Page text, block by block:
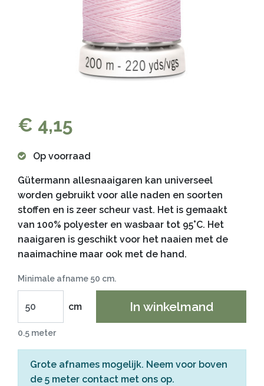
€ 4,15
Op voorraad
Gütermann allesnaaigaren kan universeel
worden gebruikt voor alle naden en soorten
stoffen en is zeer scheur vast. Het is gemaakt
van 100% polyester en wasbaar tot 95°C. Het
naaigaren is geschikt voor het naaien met de
naaimachine maar ook met de hand.
Minimale afname 50 cm.
cm In winkelmand
0.5 meter
Grote afnames mogelijk. Neem voor boven
de 5 meter contact met ons op.